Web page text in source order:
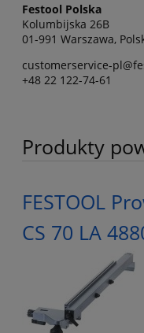
Festool Polska
Kolumbijska 26B
01-991 Warszawa,
customerservice-
+48 22 122-74-61
Produkty
FESTOOL
CS 70 LA